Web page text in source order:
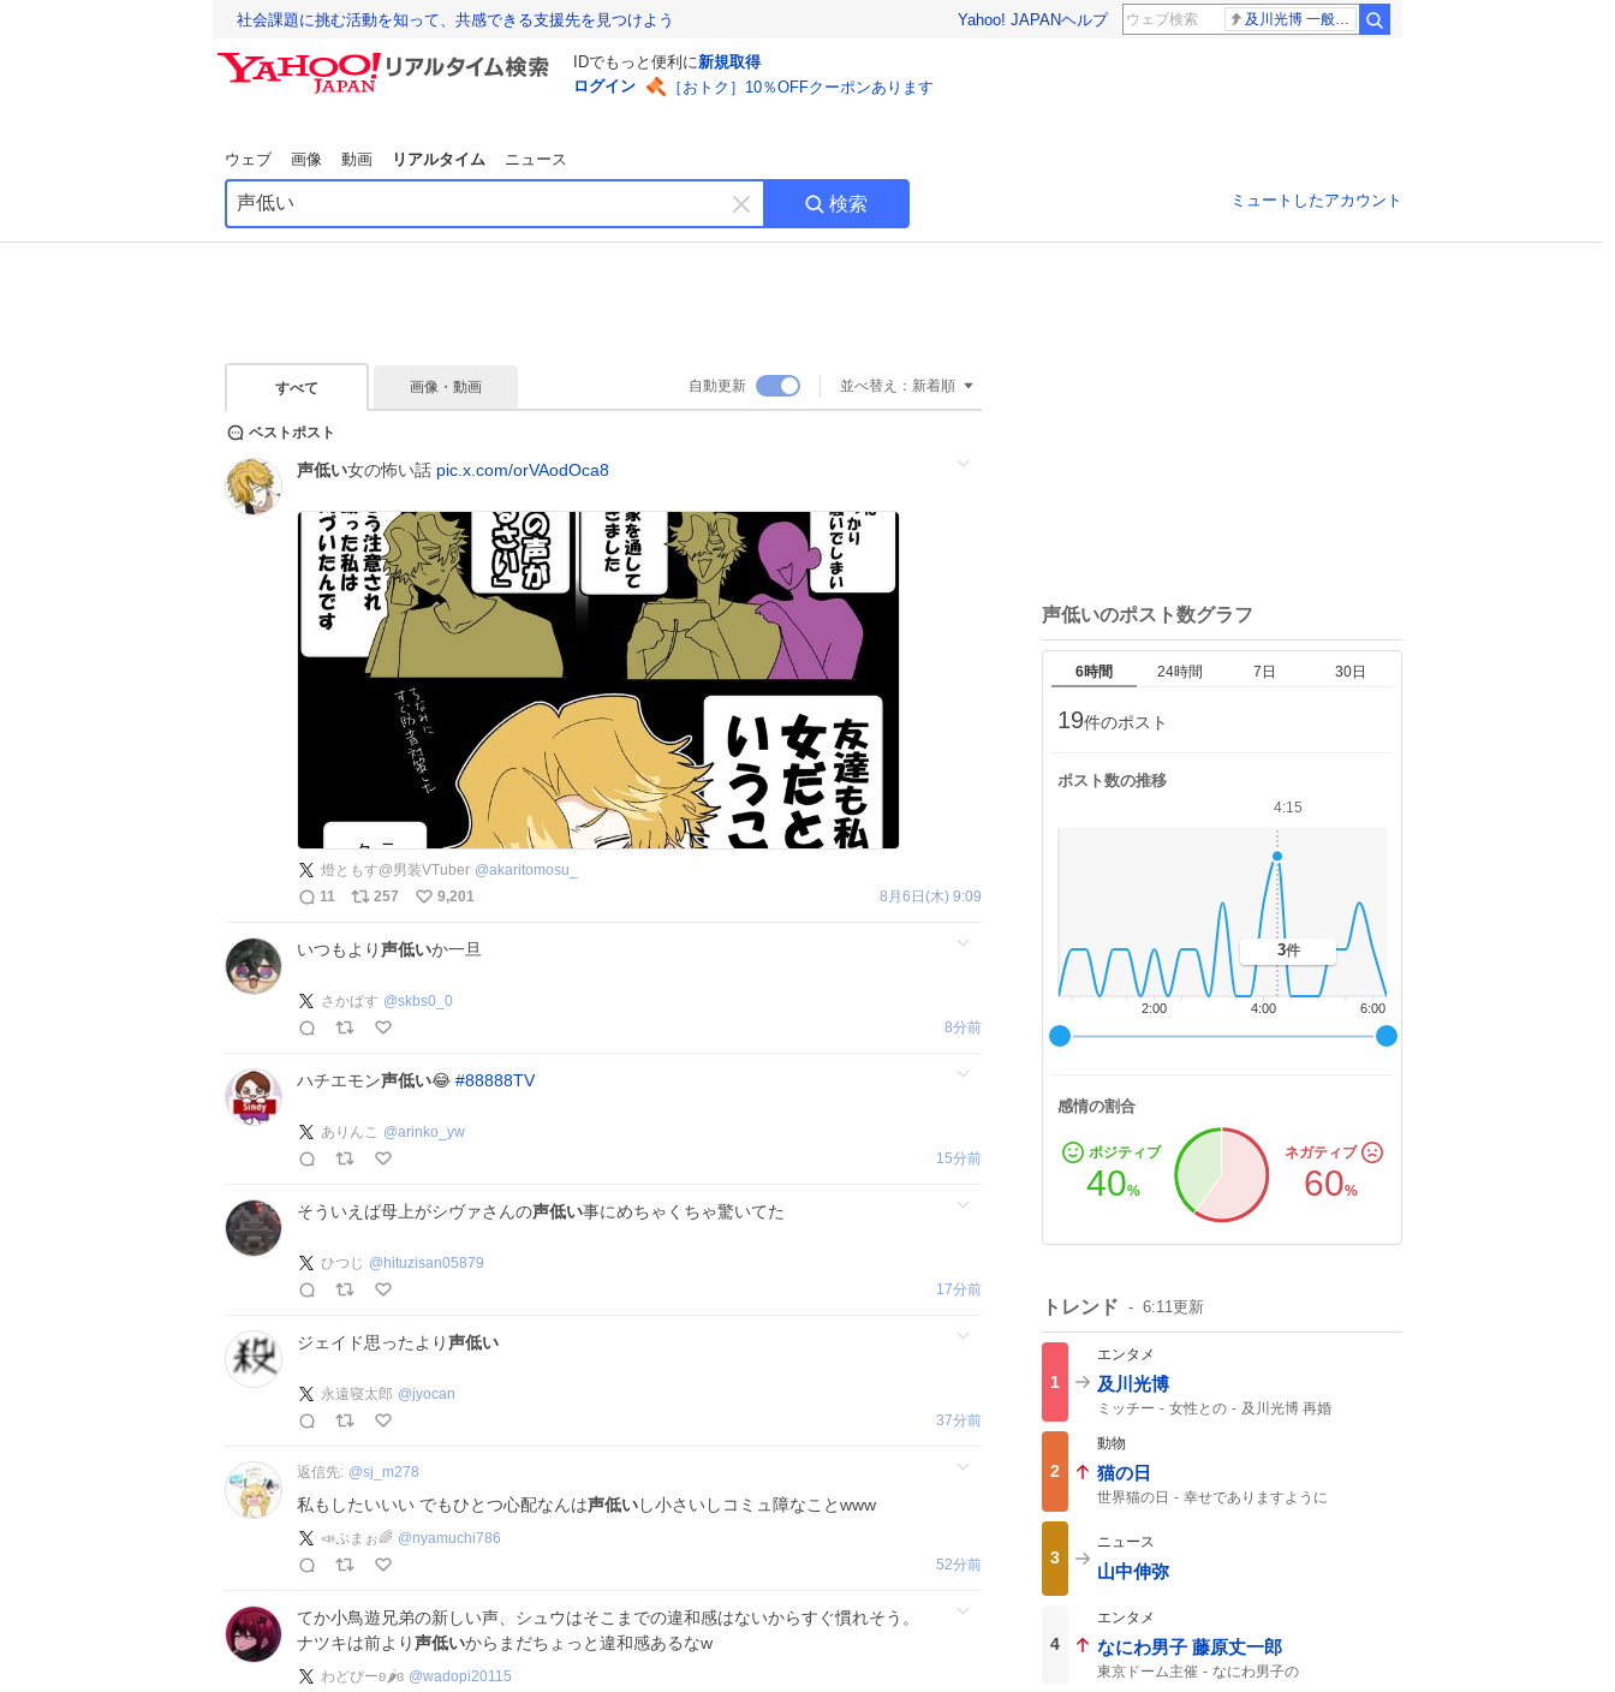
社会課題に挑む活動を知って、共感できる支援先を見つけよう Yahoo! JAPANヘルプ 及川光博 一般女性
IDでもっと便利に新規取得
ログイン
［おトク］10％OFFクーポンあります
ウェブ 画像 動画 リアルタイム ニュース
キ
ー
す
検索 ミュートしたアカウント
すべて 画像・動画 自動更新 並べ替え： 新着順
ベストポスト
声低い女の怖い話 pic.x.com/orVAodOca8
燈ともす@男装VTuber @akaritomosu_
11
257 9,201 8月6日(木) 9:09
いつもより声低いか一旦
さかばす @skbs0_0
8分前
ハチエモン声低い😂 #88888TV
ありんこ @arinko_yw
15分前
そういえば母上がシヴァさんの声低い事にめちゃくちゃ驚いてた
ひつじ @ hituzisan05879
17分前
ジェイド思ったより声低い
永遠寝太郎 @jyocan
37分前
返信先: @sj_m278
私もしたいいい でもひとつ心配なんは声低いし小さいしコミュ障なことwww
📣ぷまぉ🌈 @nyamuchi786
52分前
てか小鳥遊兄弟の新しい声、シュウはそこまでの違和感はないからすぐ慣れそう。
ナツキは前より声低いからまだちょっと違和感あるなw
わどぴーʚ🌶ɞ @wadopi20115
声低いのポスト数グラフ
6時間 24時間 7日 30日
19件のポスト
ポスト数の推移
6:00
4:00
2:00
4:15
3件
感情の割合
ポジティブ
40%
ネガティブ
60%
トレンド 6:11更新
1
エンタメ
及川光博
ミッチー 女性との
及川光博 再婚
俳優として
2
動物
猫の日
世界猫の日
幸せでありますように
3
ニュース
山中伸弥
4
エンタメ
なにわ男子 藤原丈一郎
東京ドーム主催
なにわ男子の